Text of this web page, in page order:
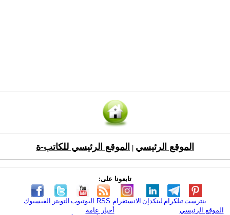
الموقع الرئيسي الموقع الرئيسي للكاتب-ة
تابعونا على:
الفيسبوك التويتر اليوتيوب RSS الانستغرام لينكدإن تيلكرامبنترست
الموقع الرئيسي
أخبار عامة